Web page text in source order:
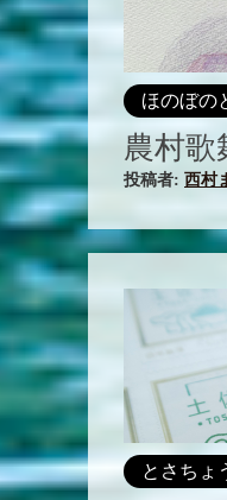
ほのぼの
農村歌
投稿者: 西村
とさちょ